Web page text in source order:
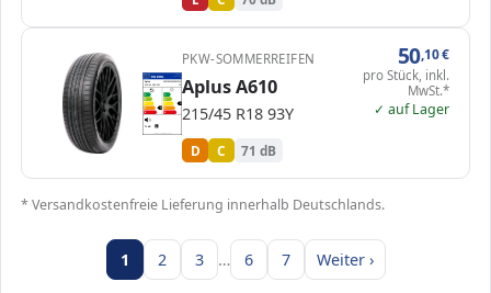
ENERG 1367792
Aplus
AP2154518ZA610XL
215/45 R18 93Y
C1
A
B
C
D
D
E
A
B
C C
D
E
71 dB
PKW-SOMMERREIFEN
Aplus A610
215/45 R18 93Y
D C 71 dB
50 ,10€
pro Stück, inkl.
MwSt.*
✓ auf Lager
* Versandkostenfreie Lieferung innerhalb Deutschlands.
1 2 3 … 6 7 Weiter ›